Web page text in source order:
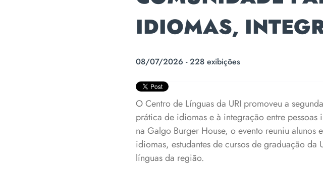
IDIOMAS,
08/07/2026 - 228 exibições
O Centro de Línguas da URI promoveu a
prática de idiomas e à integração entre pessoas
na Galgo Burger House, o evento reuniu alunos
idiomas, estudantes de cursos de graduação
línguas da região.